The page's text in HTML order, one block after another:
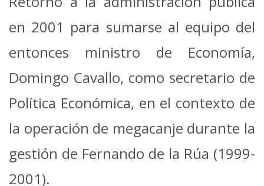
en 2001 para sumarse al equipo del
entonces ministro de Economía,
Domingo Cavallo, como secretario de
Política Económica, en el contexto de
la operación de megacanje durante la
gestión de Fernando de la Rúa (1999-
2001).